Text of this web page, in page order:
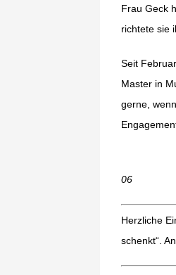
Frau Geck
richtete sie
Seit
Master in
gerne,
06
Herzliche
schenkt“.